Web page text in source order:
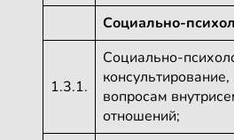
Социально-
1.3.1.
Социально-
вопросам
отношений;